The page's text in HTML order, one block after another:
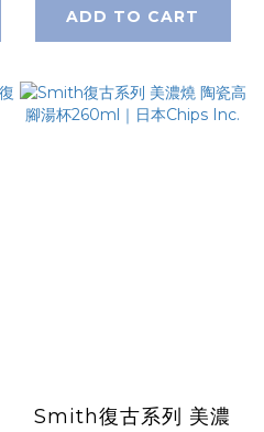
ADD TO CART
Smith復古系列 美濃